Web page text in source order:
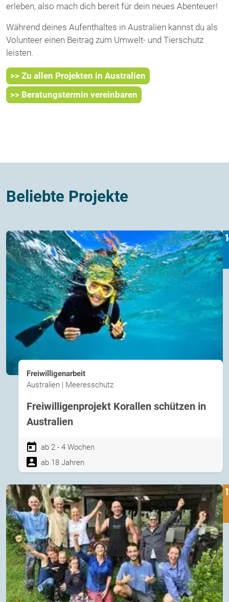
erleben, also mach dich bereit für dein neues Abenteuer!
Während deines Aufenthaltes in Australien kannst du als
Volunteer einen Beitrag zum Umwelt- und Tierschutz
leisten.
>> Zu allen Projekten in Australien
>> Beratungstermin vereinbaren
Beliebte Projekte
Freiwilligenarbeit
Australien | Meeresschutz
Freiwilligenprojekt Korallen schützen in
Australien
ab 2 - 4 Wochen
ab 18 Jahren